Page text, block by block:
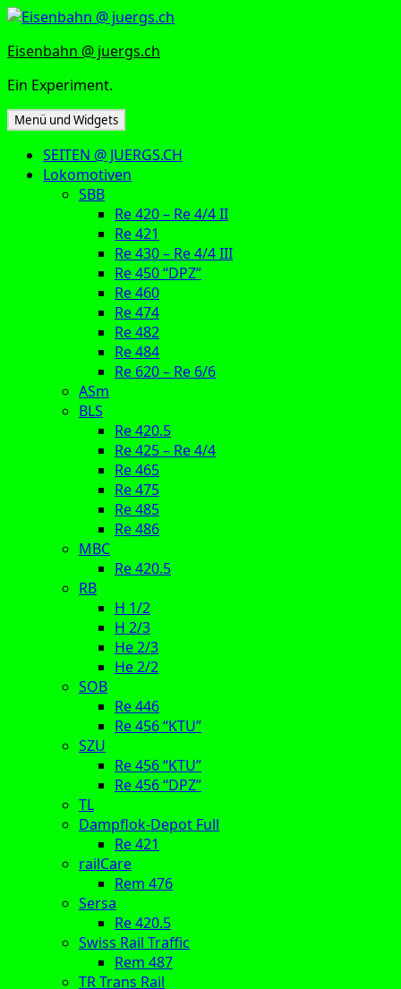
Zum
springen
Eisenbahn @ juergs.ch
Ein Experiment.
Menü und Widgets
SEITEN @ JUERGS.CH
Lokomotiven
SBB
Re 420 – Re 4/4 II
Re 421
Re 430 – Re 4/4 III
Re 450 “DPZ”
Re 460
Re 474
Re 482
Re 484
Re 620 – Re 6/6
ASm
BLS
Re 420.5
Re 425 – Re 4/4
Re 465
Re 475
Re 485
Re 486
MBC
Re 420.5
RB
H 1/2
H 2/3
He 2/3
He 2/2
SOB
Re 446
Re 456 “KTU”
SZU
Re 456 “KTU”
Re 456 “DPZ”
TL
Dampflok-Depot Full
Re 421
railCare
Rem 476
Sersa
Re 420.5
Swiss Rail Traffic
Rem 487
TR Trans Rail